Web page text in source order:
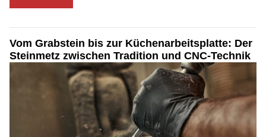
Vom Grabstein bis zur Küchenarbeitsplatte: Der
Steinmetz zwischen Tradition und CNC-Technik